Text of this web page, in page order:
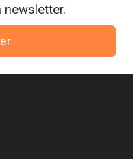
newsletter.